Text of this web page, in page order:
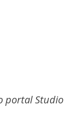
portal Studio